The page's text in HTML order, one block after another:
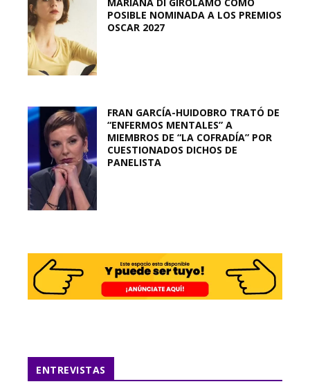
POSIBLE NOMINADA A LOS PREMIOS
OSCAR 2027
FRAN GARCÍA-HUIDOBRO TRATÓ DE
“ENFERMOS MENTALES” A
MIEMBROS DE “LA COFRADÍA” POR
CUESTIONADOS DICHOS DE
PANELISTA
ENTREVISTAS